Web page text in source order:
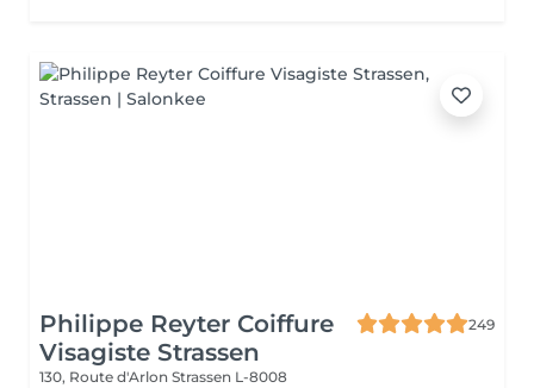
Philippe Reyter Coiffure
Visagiste Strassen
249
130, Route d'Arlon Strassen L-8008